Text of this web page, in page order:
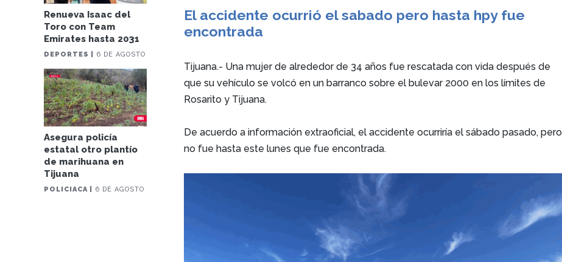
Renueva Isaac del
Toro con Team
Emirates hasta 2031
DEPORTES | 6 DE AGOSTO
Asegura policía
estatal otro plantío
de marihuana en
Tijuana
POLICIACA | 6 DE AGOSTO
El accidente ocurrió el sabado pero hasta hpy fue
encontrada
Tijuana.- Una mujer de alrededor de 34 años fue rescatada con vida después de
que su vehículo se volcó en un barranco sobre el bulevar 2000 en los límites de
Rosarito y Tijuana.
De acuerdo a información extraoficial, el accidente ocurriría el sábado pasado, pero
no fue hasta este lunes que fue encontrada.